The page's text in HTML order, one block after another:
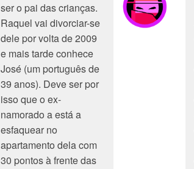
ser o pai das crianças.
Raquel vai divorciar-se
dele por volta de 2009
e mais tarde conhece
José (um português de
39 anos). Deve ser por
isso que o ex-
namorado a está a
esfaquear no
apartamento dela com
30 pontos à frente das